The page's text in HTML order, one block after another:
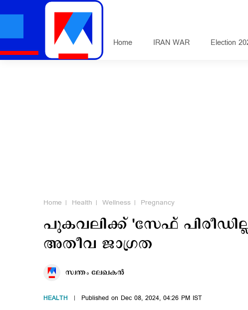
Home IRAN WAR Election
Home Health Wellness Pregnancy
പുകവലിക്ക് 'സേഫ്
അതീവ ജാഗ്രത
സ്വന്തം ലേഖകൻ
HEALTH Published on Dec 08, 2024, 04:26 PM IST